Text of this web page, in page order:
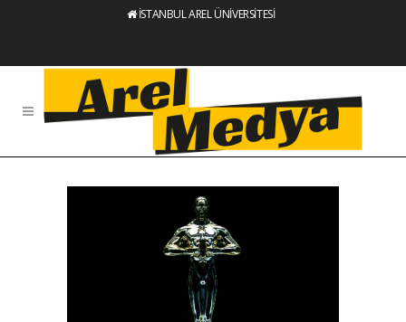
İSTANBUL AREL ÜNİVERSİTESİ